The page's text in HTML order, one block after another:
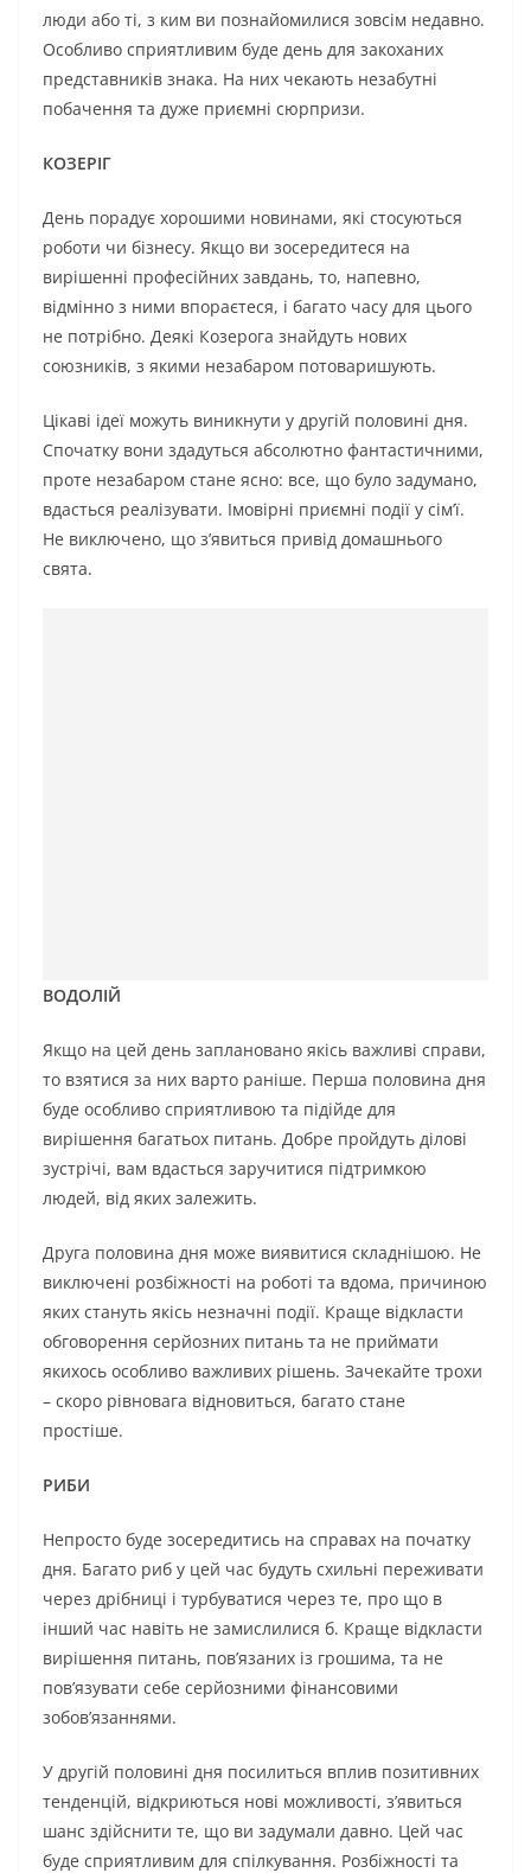
люди або ті, з ким ви познайомилися зовсім недавно.
Особливо сприятливим буде день для закоханих
представників знака. На них чекають незабутні
побачення та дуже приємні сюрпризи.
КОЗЕРІГ
День порадує хорошими новинами, які стосуються
роботи чи бізнесу. Якщо ви зосередитеся на
вирішенні професійних завдань, то, напевно,
відмінно з ними впораєтеся, і багато часу для цього
не потрібно. Деякі Козерога знайдуть нових
союзників, з якими незабаром потоваришують.
Цікаві ідеї можуть виникнути у другій половині дня.
Спочатку вони здадуться абсолютно фантастичними,
проте незабаром стане ясно: все, що було задумано,
вдасться реалізувати. Імовірні приємні події у сім’ї.
Не виключено, що з’явиться привід домашнього
свята.
ВОДОЛІЙ
Якщо на цей день заплановано якісь важливі справи,
то взятися за них варто раніше. Перша половина дня
буде особливо сприятливою та підійде для
вирішення багатьох питань. Добре пройдуть ділові
зустрічі, вам вдасться заручитися підтримкою
людей, від яких залежить.
Друга половина дня може виявитися складнішою. Не
виключені розбіжності на роботі та вдома, причиною
яких стануть якісь незначні події. Краще відкласти
обговорення серйозних питань та не приймати
якихось особливо важливих рішень. Зачекайте трохи
– скоро рівновага відновиться, багато стане
простіше.
РИБИ
Непросто буде зосередитись на справах на початку
дня. Багато риб у цей час будуть схильні переживати
через дрібниці і турбуватися через те, про що в
інший час навіть не замислилися б. Краще відкласти
вирішення питань, пов’язаних із грошима, та не
пов’язувати себе серйозними фінансовими
зобов’язаннями.
У другій половині дня посилиться вплив позитивних
тенденцій, відкриються нові можливості, з’явиться
шанс здійснити те, що ви задумали давно. Цей час
буде сприятливим для спілкування. Розбіжності та